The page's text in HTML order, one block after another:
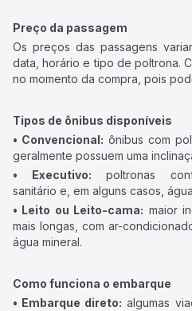
Preço da passagem
Os preços das passagens
data, horário e tipo de poltrona.
no momento da compra, pois
Tipos de ônibus disponíveis
• Convencional: ônibus com
geralmente possuem uma
• Executivo: poltronas
sanitário e, em alguns casos,
• Leito ou Leito-cama: maior
mais longas, com ar-
água mineral.
Como funciona o embarque
• Embarque direto: algumas